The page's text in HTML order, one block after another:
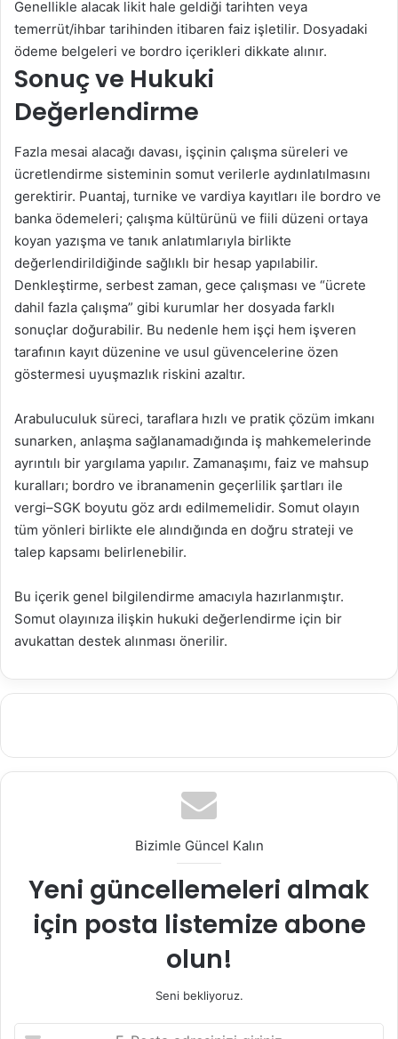
Genellikle alacak likit hale geldiği tarihten veya
temerrüt/ihbar tarihinden itibaren faiz işletilir. Dosyadaki
ödeme belgeleri ve bordro içerikleri dikkate alınır.
Sonuç ve Hukuki
Değerlendirme
Fazla mesai alacağı davası, işçinin çalışma süreleri ve
ücretlendirme sisteminin somut verilerle aydınlatılmasını
gerektirir. Puantaj, turnike ve vardiya kayıtları ile bordro ve
banka ödemeleri; çalışma kültürünü ve fiili düzeni ortaya
koyan yazışma ve tanık anlatımlarıyla birlikte
değerlendirildiğinde sağlıklı bir hesap yapılabilir.
Denkleştirme, serbest zaman, gece çalışması ve “ücrete
dahil fazla çalışma” gibi kurumlar her dosyada farklı
sonuçlar doğurabilir. Bu nedenle hem işçi hem işveren
tarafının kayıt düzenine ve usul güvencelerine özen
göstermesi uyuşmazlık riskini azaltır.
Arabuluculuk süreci, taraflara hızlı ve pratik çözüm imkanı
sunarken, anlaşma sağlanamadığında iş mahkemelerinde
ayrıntılı bir yargılama yapılır. Zamanaşımı, faiz ve mahsup
kuralları; bordro ve ibranamenin geçerlilik şartları ile
vergi–SGK boyutu göz ardı edilmemelidir. Somut olayın
tüm yönleri birlikte ele alındığında en doğru strateji ve
talep kapsamı belirlenebilir.
Bu içerik genel bilgilendirme amacıyla hazırlanmıştır.
Somut olayınıza ilişkin hukuki değerlendirme için bir
avukattan destek alınması önerilir.
Bizimle Güncel Kalın
Yeni güncellemeleri almak
için posta listemize abone
olun!
Seni bekliyoruz.